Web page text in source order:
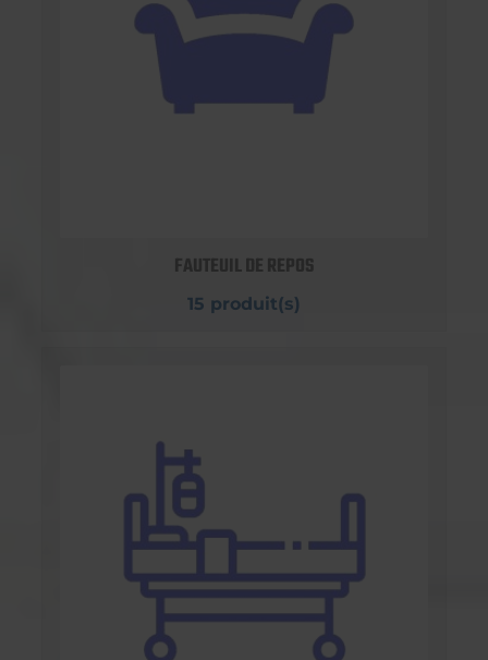
FAUTEUIL DE REPOS
15 produit(s)